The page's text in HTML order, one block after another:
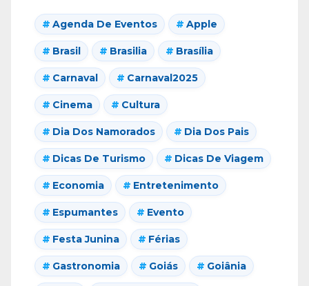
Agenda De Eventos Apple
Brasil Brasilia Brasília
Carnaval Carnaval2025
Cinema Cultura
Dia Dos Namorados Dia Dos Pais
Dicas De Turismo Dicas De Viagem
Economia Entretenimento
Espumantes Evento
Festa Junina Férias
Gastronomia Goiás Goiânia